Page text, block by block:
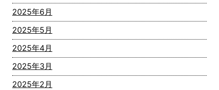
2025年6月
2025年5月
2025年4月
2025年3月
2025年2月